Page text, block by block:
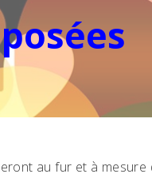
au fur et à